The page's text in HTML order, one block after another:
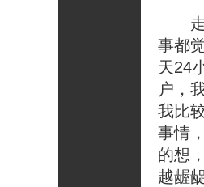
走
事都
天24
户，
我比
事情
的想
越龌